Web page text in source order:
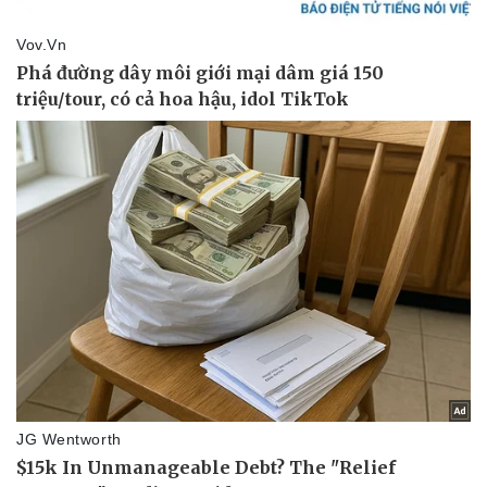
Sức khỏe
Dinh dưỡng - món ngon
Cây thuốc
Sản phụ khoa
Nhi khoa
Nam khoa
Đời sống
Nhà đẹp
Blog
Tình yêu - Gia đình